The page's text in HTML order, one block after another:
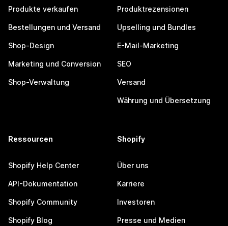
Produkte verkaufen
Bestellungen und Versand
Shop-Design
Marketing und Conversion
Shop-Verwaltung
Produktrezensionen
Upselling und Bundles
E-Mail-Marketing
SEO
Versand
Währung und Übersetzung
Ressourcen
Shopify Help Center
API-Dokumentation
Shopify Community
Shopify Blog
Shopify
Über uns
Karriere
Investoren
Presse und Medien